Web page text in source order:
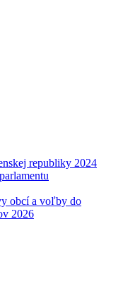
republiky 2024
obcí a voľby do
2026